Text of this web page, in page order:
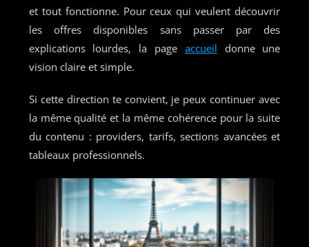
et tout fonctionne. Pour ceux qui veulent découvrir
les offres disponibles sans passer par des
explications lourdes, la page accueil donne une
vision claire et simple.
Si cette direction te convient, je peux continuer avec
la même qualité et la même cohérence pour la suite
du contenu : providers, tarifs, sections avancées et
tableaux professionnels.